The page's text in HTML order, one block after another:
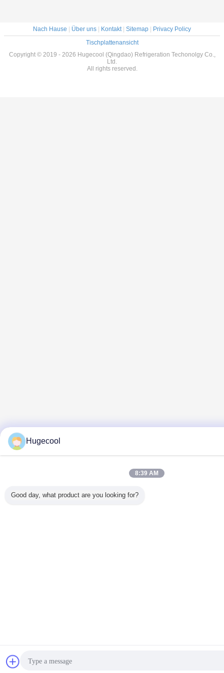
WhatsApp Now
Nach Hause Über uns Kontakt| Sitemap
Privacy Policy
Tischplattenansicht
Copyright © 2019 - 2026 Hugecool (Qingdao) Refrigeration Techonolgy Co.,
Ltd.
All rights reserved.
Hugecool
8:39 AM
Good day, what product are you looking for?